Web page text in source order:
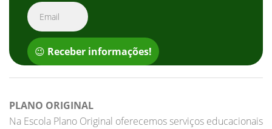
😉 Receber informações!
PLANO ORIGINAL
Na Escola Plano Original oferecemos serviços educacionais